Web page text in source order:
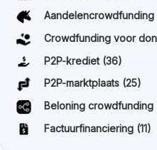
Aandelencrowdfunding
Crowdfunding voor
P2P-krediet (36)
P2P-marktplaats (25)
Beloning crowdfunding
Factuurfinanciering (11)